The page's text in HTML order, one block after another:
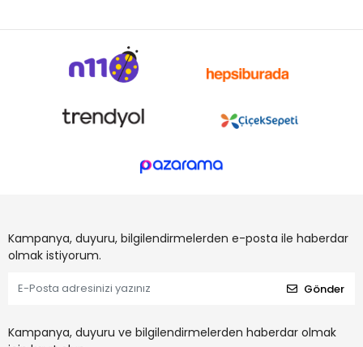
Kampanya, duyuru, bilgilendirmelerden e-posta ile haberdar
olmak istiyorum.
Gönder
Kampanya, duyuru ve bilgilendirmelerden haberdar olmak